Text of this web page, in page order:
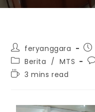
feryanggara
Berita / MTS
3 mins read